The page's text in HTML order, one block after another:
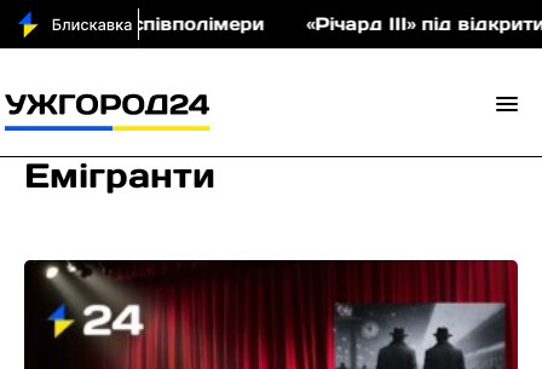
співполімери «Річард ІІІ» під
Емігранти